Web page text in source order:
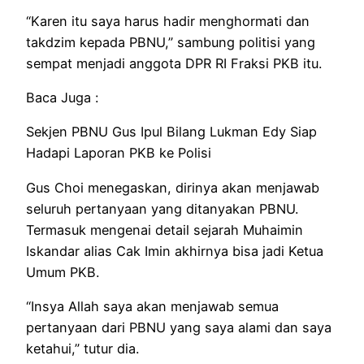
“Karen itu saya harus hadir menghormati dan
takdzim kepada PBNU,” sambung politisi yang
sempat menjadi anggota DPR RI Fraksi PKB itu.
Baca Juga :
Sekjen PBNU Gus Ipul Bilang Lukman Edy Siap
Hadapi Laporan PKB ke Polisi
Gus Choi menegaskan, dirinya akan menjawab
seluruh pertanyaan yang ditanyakan PBNU.
Termasuk mengenai detail sejarah Muhaimin
Iskandar alias Cak Imin akhirnya bisa jadi Ketua
Umum PKB.
“Insya Allah saya akan menjawab semua
pertanyaan dari PBNU yang saya alami dan saya
ketahui,” tutur dia.